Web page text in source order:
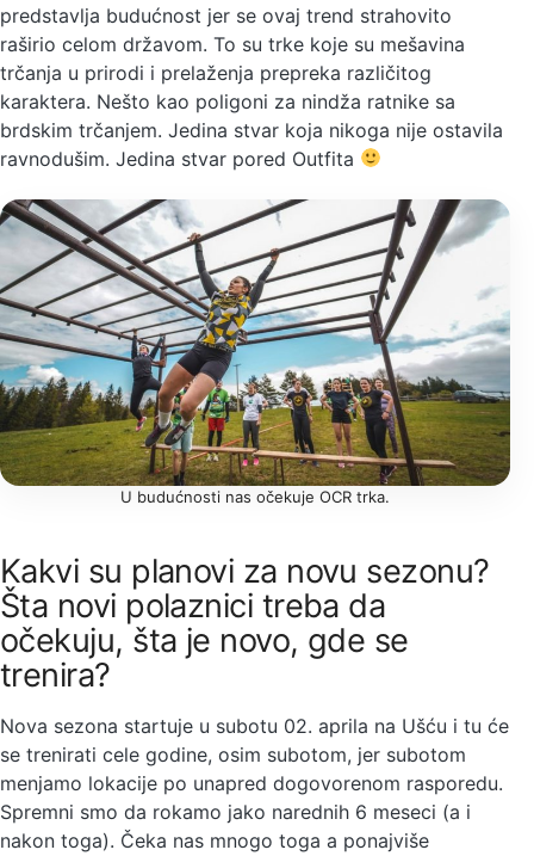
predstavlja budućnost jer se ovaj trend strahovito
raširio celom državom. To su trke koje su mešavina
trčanja u prirodi i prelaženja prepreka različitog
karaktera. Nešto kao poligoni za nindža ratnike sa
brdskim trčanjem. Jedina stvar koja nikoga nije ostavila
ravnodušim. Jedina stvar pored Outfita
U budućnosti nas očekuje OCR trka.
Kakvi su planovi za novu sezonu?
Šta novi polaznici treba da
očekuju, šta je novo, gde se
trenira?
Nova sezona startuje u subotu 02. aprila na Ušću i tu će
se trenirati cele godine, osim subotom, jer subotom
menjamo lokacije po unapred dogovorenom rasporedu.
Spremni smo da rokamo jako narednih 6 meseci (a i
nakon toga). Čeka nas mnogo toga a ponajviše